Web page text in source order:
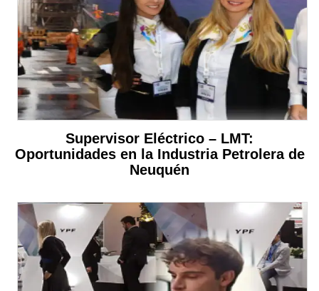
Supervisor Eléctrico – LMT:
Oportunidades en la Industria Petrolera de
Neuquén